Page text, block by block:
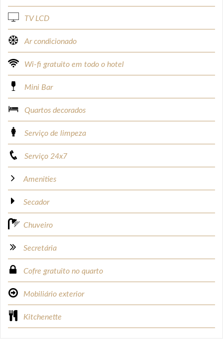
TV LCD
Ar condicionado
Wi-fi gratuito em todo o hotel
Mini Bar
Quartos decorados
Serviço de limpeza
Serviço 24x7
Amenities
Secador
Chuveiro
Secretária
Cofre gratuito no quarto
Mobiliário exterior
Kitchenette